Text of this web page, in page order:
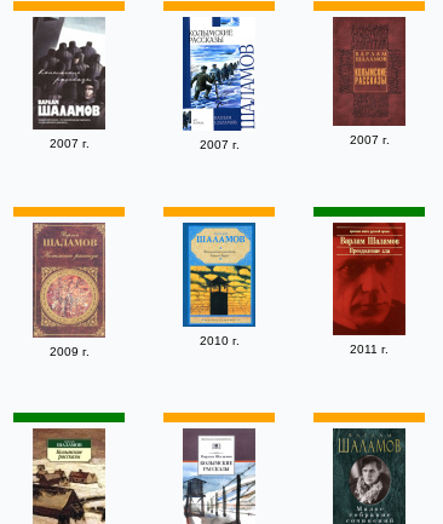
2007 г. 2007 г. 2007 г.
2009 г.
2010 г.
2011 г.